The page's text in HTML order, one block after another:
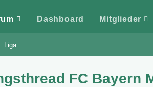
Dashboard Mitglieder
Liga
FC Bayern